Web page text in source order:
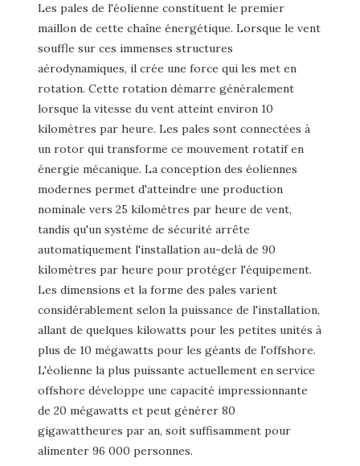
Les pales de l'éolienne constituent le premier
maillon de cette chaîne énergétique. Lorsque le vent
souffle sur ces immenses structures
aérodynamiques, il crée une force qui les met en
rotation. Cette rotation démarre généralement
lorsque la vitesse du vent atteint environ 10
kilomètres par heure. Les pales sont connectées à
un rotor qui transforme ce mouvement rotatif en
énergie mécanique. La conception des éoliennes
modernes permet d'atteindre une production
nominale vers 25 kilomètres par heure de vent,
tandis qu'un système de sécurité arrête
automatiquement l'installation au-delà de 90
kilomètres par heure pour protéger l'équipement.
Les dimensions et la forme des pales varient
considérablement selon la puissance de l'installation,
allant de quelques kilowatts pour les petites unités à
plus de 10 mégawatts pour les géants de l'offshore.
L'éolienne la plus puissante actuellement en service
offshore développe une capacité impressionnante
de 20 mégawatts et peut générer 80
gigawattheures par an, soit suffisamment pour
alimenter 96 000 personnes.